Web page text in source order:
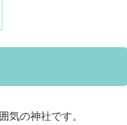
気の神社です。